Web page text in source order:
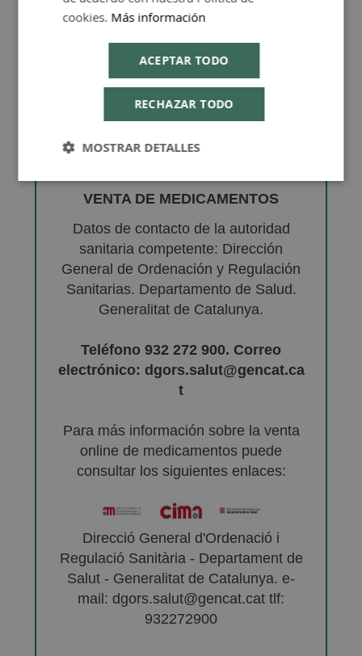
VENTA DE MEDICAMENTOS
Datos de contacto de la autoridad
sanitaria competente: Dirección
General de Ordenación y Regulación
Sanitarias. Departamento de Salud.
Generalitat de Catalunya.
Teléfono 932 272 900. Correo
electrónico: dgors.salut@gencat.ca
t
Para más información sobre la venta
online de medicamentos puede
consultar los siguientes enlaces:
Direcció General d'Ordenació i
Regulació Sanitària - Departament de
Salut - Generalitat de Catalunya. e-
mail: dgors.salut@gencat.cat tlf:
932272900
cookies. Más información
ACEPTAR TODO
RECHAZAR TODO
MOSTRAR DETALLES